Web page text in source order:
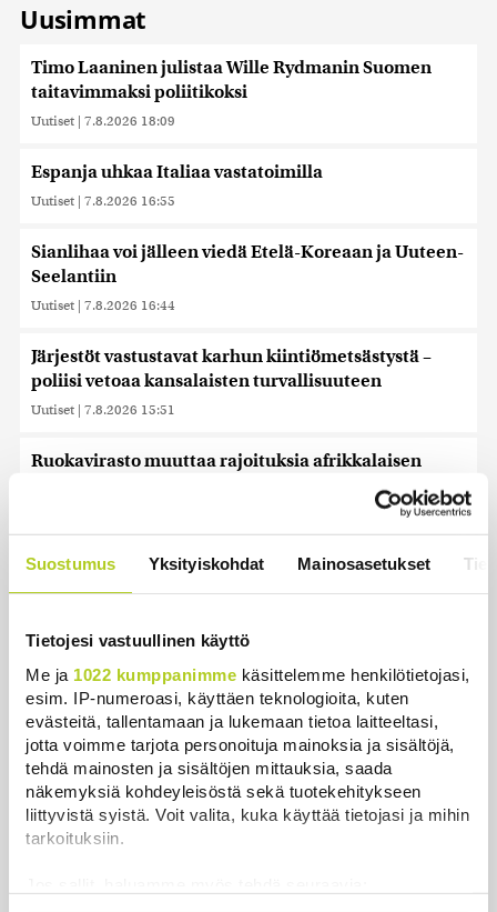
Suostumus Yksityiskohdat Mainosasetukset
Tietojesi vastuullinen käyttö
Me ja 1022 kumppanimme käsittelemme henkilötietojasi,
esim. IP-numeroasi, käyttäen teknologioita, kuten
evästeitä, tallentamaan ja lukemaan tietoa laitteeltasi,
jotta voimme tarjota personoituja mainoksia ja sisältöjä,
tehdä mainosten ja sisältöjen mittauksia, saada
näkemyksiä kohdeyleisöstä sekä tuotekehitykseen
liittyvistä syistä. Voit valita, kuka käyttää tietojasi ja mihin
tarkoituksiin.
Uusimmat
Timo Laaninen julistaa Wille Rydmanin Suomen
taitavimmaksi poliitikoksi
Uutiset | 7.8.2026 18:09
Espanja uhkaa Italiaa vastatoimilla
Uutiset | 7.8.2026 16:55
Sianlihaa voi jälleen viedä Etelä-Koreaan ja Uuteen-
Seelantiin
Uutiset | 7.8.2026 16:44
Järjestöt vastustavat karhun kiintiömetsästystä –
poliisi vetoaa kansalaisten turvallisuuteen
Uutiset | 7.8.2026 15:51
Ruokavirasto muuttaa rajoituksia afrikkalaisen
Somejättejä vaaditaan vastuuseen riippuvuuden
aiheuttamisesta
WSJ: Tiedustelutiedon mukaan Venäjä voisi testata
Naton kestävyyttä rajatulla aluehyökkäyksellä
Uutiset | 7.8.2026 14:16
Metsäpalojen varalle tarvitaan kansallinen
suunnitelma, keskustan varapuheenjohtaja vaatii –
”Olisi naiivia ummistaa silmät”